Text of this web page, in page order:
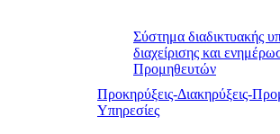
Σύστημα διαδικτυακής
διαχείρισης και
Προμηθευτών
Προκηρύξεις-Διακηρύξεις-
Υπηρεσίες